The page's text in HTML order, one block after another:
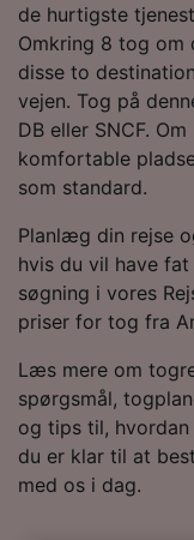
de hurtigste
Omkring 8 tog om
disse to
vejen. Tog på
DB eller SNCF.
komfortable
som standard.
Planlæg din rejse
hvis du vil have
søgning i vores
priser for tog fra
Læs mere om
spørgsmål,
og tips til,
du er klar til at
med os i dag.